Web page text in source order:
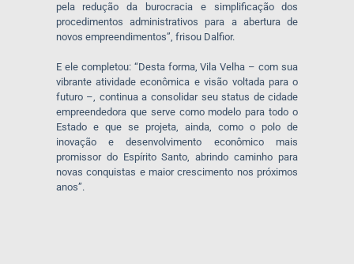
pela redução da burocracia e simplificação dos
procedimentos administrativos para a abertura de
novos empreendimentos”, frisou Dalfior.
E ele completou: “Desta forma, Vila Velha – com sua
vibrante atividade econômica e visão voltada para o
futuro –, continua a consolidar seu status de cidade
empreendedora que serve como modelo para todo o
Estado e que se projeta, ainda, como o polo de
inovação e desenvolvimento econômico mais
promissor do Espírito Santo, abrindo caminho para
novas conquistas e maior crescimento nos próximos
anos”.